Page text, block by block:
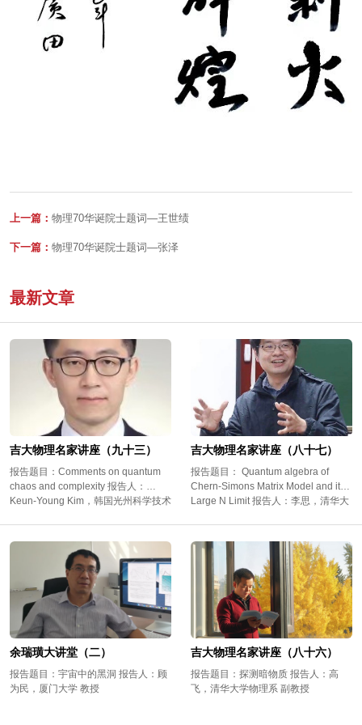
上一篇： 物理70华诞院士题词—王世绩
下一篇： 物理70华诞院士题词—张泽
最新文章
吉大物理名家讲座（九十三）
报告题目：Comments on quantum
chaos and complexity 报告人：
Keun-Young Kim，韩国光州科学技术
吉大物理名家讲座（八十七）
报告题目： Quantum algebra of
Chern-Simons Matrix Model and its
Large N Limit 报告人：李思，清华大
余瑞璜大讲堂（二）
报告题目：宇宙中的黑洞 报告人：顾
为民，厦门大学 教授
吉大物理名家讲座（八十六）
报告题目：探测暗物质 报告人：高
飞，清华大学物理系 副教授